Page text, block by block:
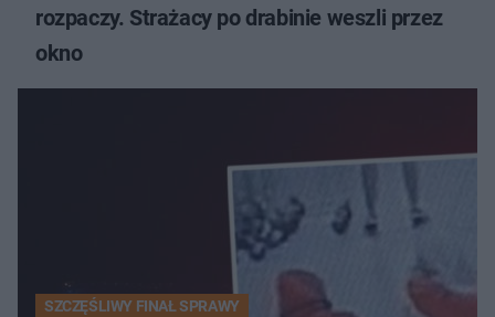
rozpaczy. Strażacy po drabinie weszli przez
okno
SZCZĘŚLIWY FINAŁ SPRAWY